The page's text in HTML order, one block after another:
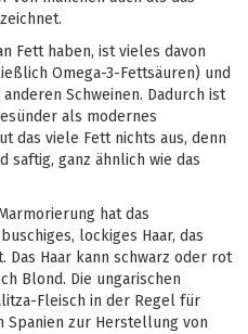
Fett haben, ist vieles davon
Omega-3-Fettsäuren) und
Schweinen. Dadurch ist
als modernes
das viele Fett nichts aus, denn
saftig, ganz ähnlich wie das
hat das
lockiges Haar, das
Das Haar kann schwarz oder rot
Blond. Die ungarischen
Fleisch in der Regel für
Spanien zur Herstellung von